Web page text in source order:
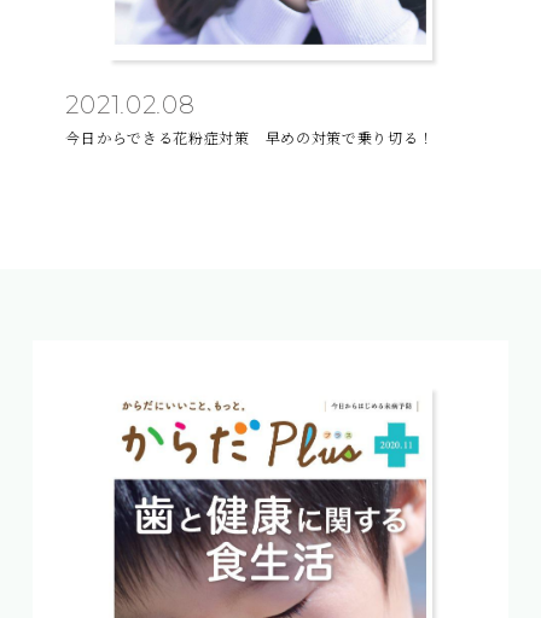
2021.02.08
今日からできる花粉症対策 早めの対策で乗り切る！